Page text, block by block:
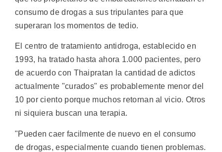
consumo de drogas a sus tripulantes para que
superaran los momentos de tedio.
El centro de tratamiento antidroga, establecido en
1993, ha tratado hasta ahora 1.000 pacientes, pero
de acuerdo con Thaipratan la cantidad de adictos
actualmente "curados" es probablemente menor del
10 por ciento porque muchos retornan al vicio. Otros
ni siquiera buscan una terapia.
"Pueden caer facilmente de nuevo en el consumo
de drogas, especialmente cuando tienen problemas.